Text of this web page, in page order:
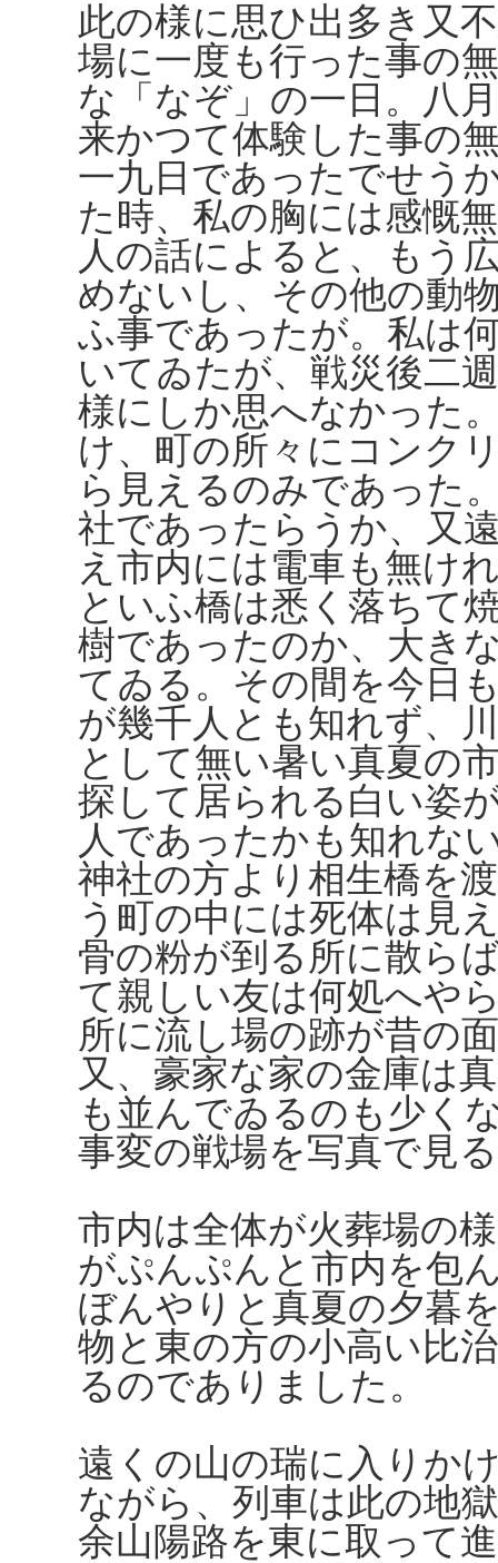
此の様に思ひ出多き又
場に一度も行った事の
な「なぞ」の一日。八
来かつて体験した事の
一九日であったでせう
た時、私の胸には感慨
人の話によると、もう
めないし、その他の動
ふ事であったが。私は
いてゐたが、戦災後二
様にしか思へなかった
け、町の所々にコンク
ら見えるのみであった
社であったらうか、又
え市内には電車も無け
といふ橋は悉く落ちて
樹であったのか、大き
てゐる。その間を今日
が幾千人とも知れず、
として無い暑い真夏の
探して居られる白い姿
人であったかも知れな
神社の方より相生橋を
う町の中には死体は見
骨の粉が到る所に散ら
て親しい友は何処へや
所に流し場の跡が昔の
又、豪家な家の金庫は
も並んでゐるのも少く
事変の戦場を写真で見
市内は全体が火葬場の
がぷんぷんと市内を包
ぼんやりと真夏の夕暮
物と東の方の小高い比
るのでありました。
遠くの山の瑞に入りか
ながら、列車は此の地
余山陽路を東に取って